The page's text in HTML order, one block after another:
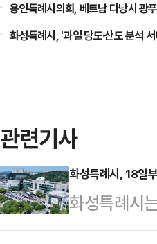
용인특례시의회, 베트남 다낭시 광
화성특례시, '과일 당도·산도 분석
관련기사
화성특례시, 18일
화성특례시
원하기 위해